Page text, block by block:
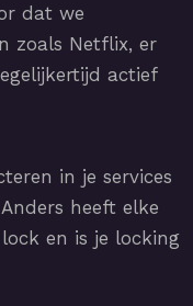
dat we
zoals Netflix, er
actief
in je services
heeft elke
en is je locking